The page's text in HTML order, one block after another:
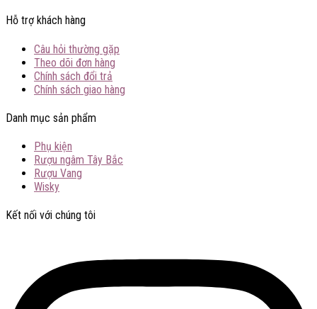
Hỗ trợ khách hàng
Câu hỏi thường gặp
Theo dõi đơn hàng
Chính sách đổi trả
Chính sách giao hàng
Danh mục sản phẩm
Phụ kiện
Rượu ngâm Tây Bắc
Rượu Vang
Wisky
Kết nối với chúng tôi